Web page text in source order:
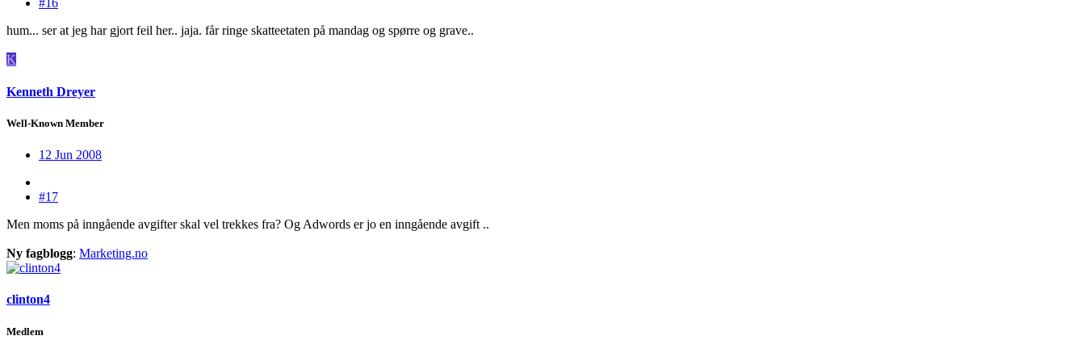
#16
hum... ser at jeg har gjort feil her.. jaja. får ringe skatteetaten på mandag og spørre og grave..
K
Kenneth Dreyer
Well-Known Member
12 Jun 2008
#17
Men moms på inngående avgifter skal vel trekkes fra? Og Adwords er jo en inngående avgift ..
Ny fagblogg: Marketing.no
clinton4
Medlem